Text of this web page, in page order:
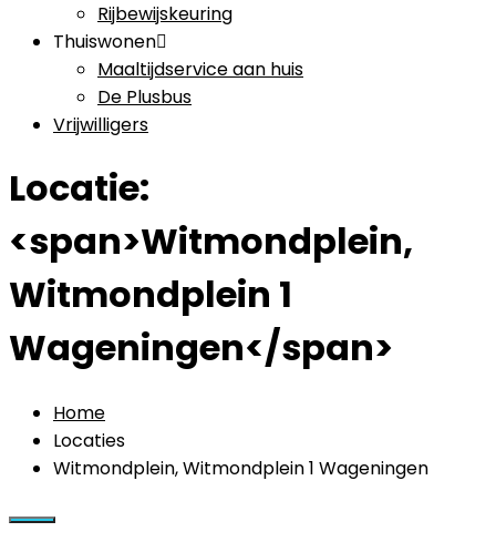
Rijbewijskeuring
Thuiswonen
Maaltijdservice aan huis
De Plusbus
Vrijwilligers
Locatie:
<span>Witmondplein,
Witmondplein 1
Wageningen</span>
Home
Locaties
Witmondplein, Witmondplein 1 Wageningen